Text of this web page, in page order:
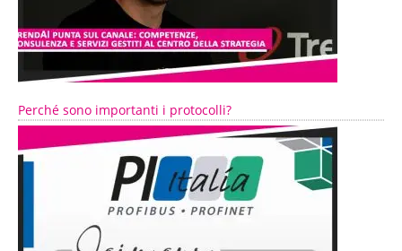
Perché sono importanti i protocolli?